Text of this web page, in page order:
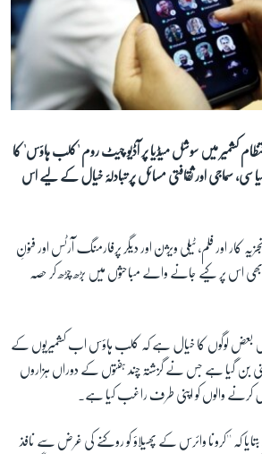
کشمیر میں سوشل میڈیا پر آڈیو چیٹ روم 'کلب ہاؤس' کا
سماجی اور ثقافتی مسائل پر تبادلۂ خیال کے لیے اس
کار اور فلم، ٹیلی ویژن اور دیگر پرفارمنگ آرٹس اور فنونِ
اس پر کیے جانے والے مباحثوں میں بڑھ چڑھ کر حصہ
بعض لوگوں کا خیال ہے کہ کلب ہاؤس اب کشمیریوں کے
بن گیا ہے جس نے گزشتہ چند ہفتوں کے دوراں ہزاروں
کرنے والوں کو اپنی طرف راغب کیا ہے۔
کہ ''کرونا وائرس کے پھیلاؤ کو روکنے کی غرض سے نافذ